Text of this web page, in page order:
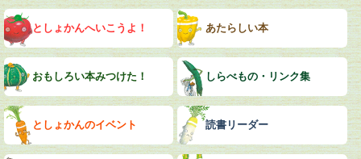
としょかんへいこうよ！ あたらしい本
おもしろい本みつけた！ しらべもの・リンク集
としょかんのイベント 読書リーダー